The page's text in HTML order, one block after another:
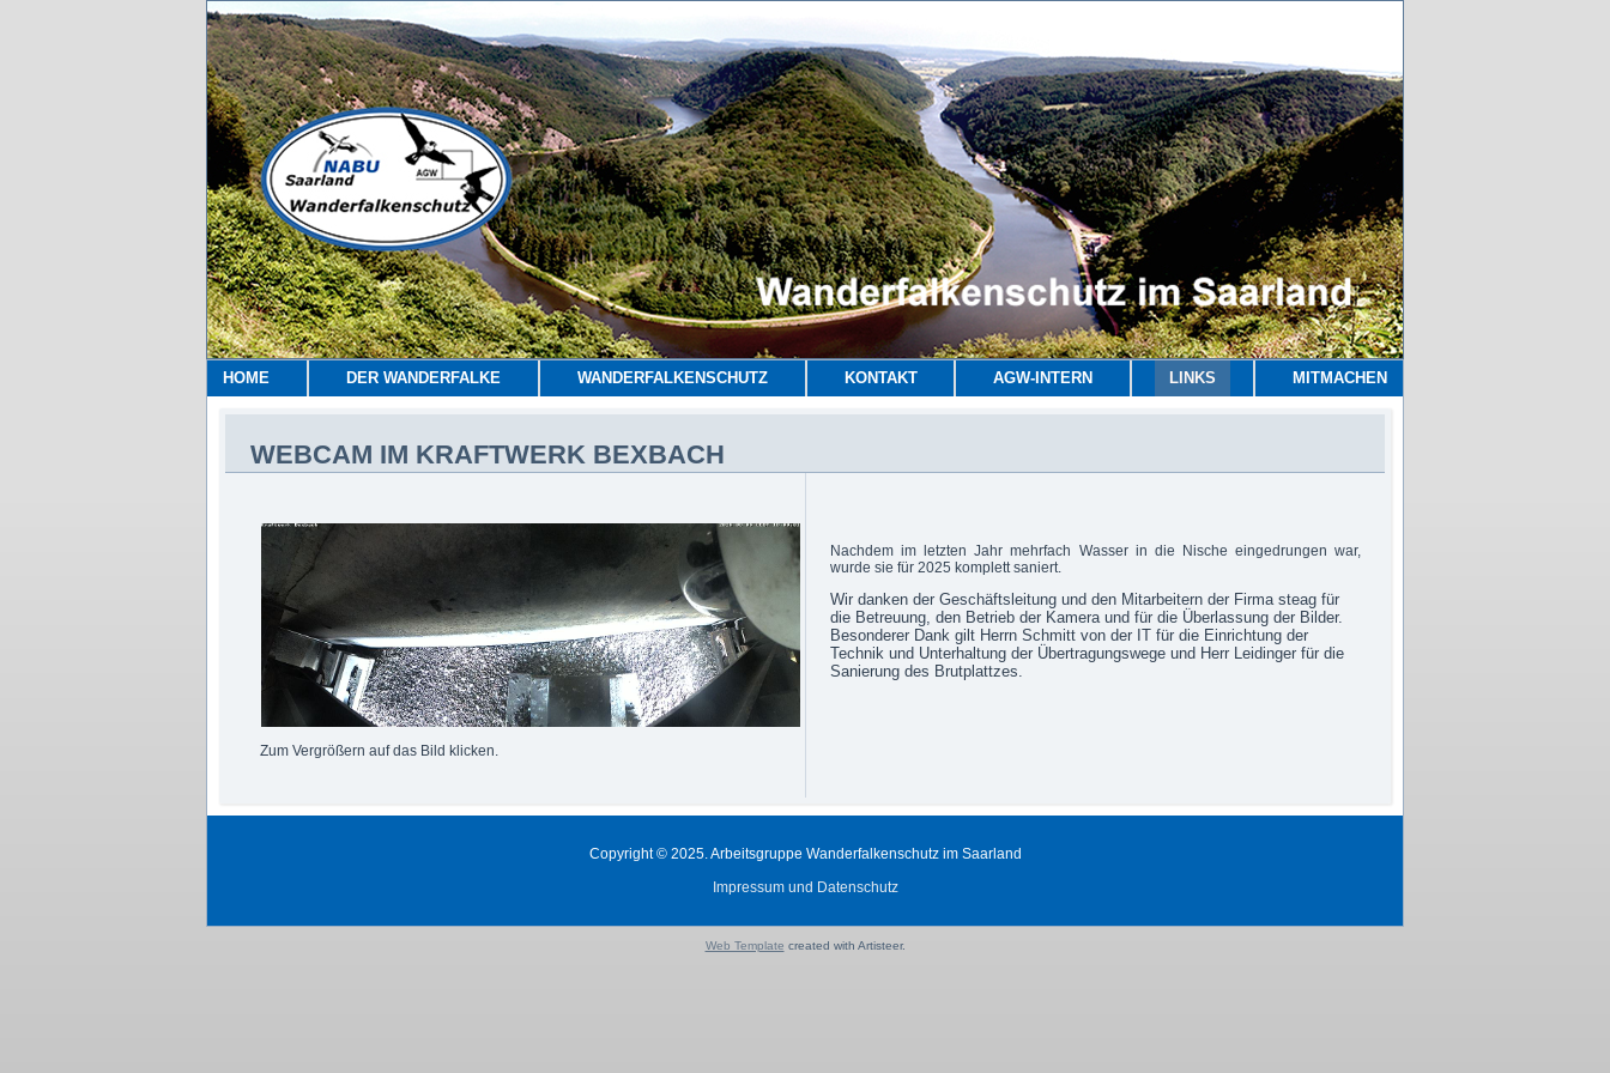
HOME DER WANDERFALKE WANDERFALKENSCHUTZ KONTAKT AGW-INTERN LINKS MITMACHEN
WEBCAM IM KRAFTWERK BEXBACH
Zum Vergrößern auf das Bild klicken.
Nachdem im letzten Jahr mehrfach Wasser in die Nische eingedrungen war,
wurde sie für 2025 komplett saniert.
Wir danken der Geschäftsleitung und den Mitarbeitern der Firma steag für
die Betreuung, den Betrieb der Kamera und für die Überlassung der Bilder.
Besonderer Dank gilt Herrn Schmitt von der IT für die Einrichtung der
Technik und Unterhaltung der Übertragungswege und Herr Leidinger für die
Sanierung des Brutplattzes.
Copyright © 2025. Arbeitsgruppe Wanderfalkenschutz im Saarland
Impressum und Datenschutz
Web Template created with Artisteer.